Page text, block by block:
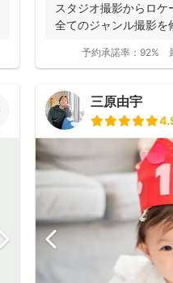
スタジオ撮影からロ
全てのジャンル撮影
予約承諾率： 92%
三原由宇